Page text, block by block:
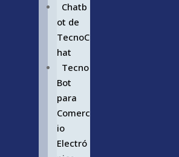
Chatb
ot de
TecnoC
hat
Tecno
Bot
para
Comerc
io
Electró